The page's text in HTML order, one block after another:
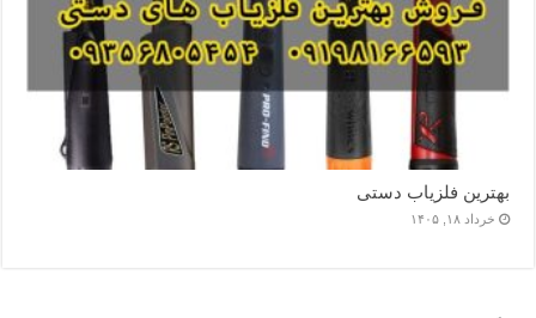
بهترین فلزیاب دستی
خرداد ۱۸, ۱۴۰۵